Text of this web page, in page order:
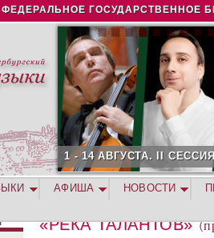
to navigation
ФЕДЕРАЛЬНОЕ ГОСУДАРСТВЕННОЕ
1 - 14 АВГУСТА. II СЕССИЯ
«РЕКА ТАЛАНТОВ»
АФИША НОВОСТИ